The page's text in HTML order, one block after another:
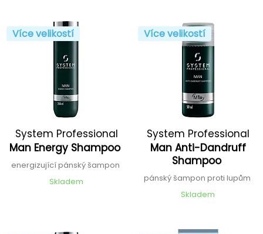
Více velikostí
System Professional
Man Energy Shampoo
energizující pánský šampon
Skladem
Více velikostí
System Professional
Man Anti-Dandruff
Shampoo
pánský šampon proti lupům
Skladem